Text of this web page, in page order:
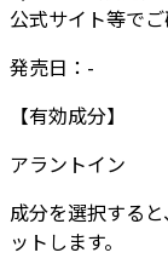
公式サイト等でご
発売日： -
【有効成分】
アラントイン
成分を選択する
ットします。